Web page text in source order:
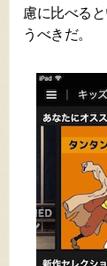
慮に比べる
うべきだ。